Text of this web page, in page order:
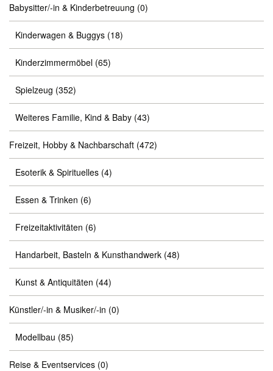
Babysitter/-in & Kinderbetreuung (0)
Kinderwagen & Buggys (18)
Kinderzimmermöbel (65)
Spielzeug (352)
Weiteres Familie, Kind & Baby (43)
Freizeit, Hobby & Nachbarschaft (472)
Esoterik & Spirituelles (4)
Essen & Trinken (6)
Freizeitaktivitäten (6)
Handarbeit, Basteln & Kunsthandwerk (48)
Kunst & Antiquitäten (44)
Künstler/-in & Musiker/-in (0)
Modellbau (85)
Reise & Eventservices (0)